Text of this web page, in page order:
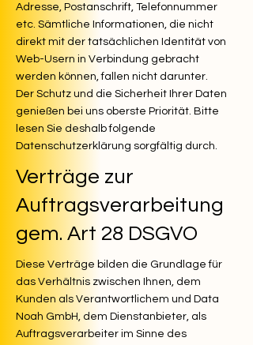
Adresse, Postanschrift, Telefonnummer
etc. Sämtliche Informationen, die nicht
direkt mit der tatsächlichen Identität von
Web-Usern in Verbindung gebracht
werden können, fallen nicht darunter.
Der Schutz und die Sicherheit Ihrer Daten
genießen bei uns oberste Priorität. Bitte
lesen Sie deshalb folgende
Datenschutzerklärung sorgfältig durch.
Verträge zur
Auftragsverarbeitung
gem. Art 28 DSGVO
Diese Verträge bilden die Grundlage für
das Verhältnis zwischen Ihnen, dem
Kunden als Verantwortlichem und Data
Noah GmbH, dem Dienstanbieter, als
Auftragsverarbeiter im Sinne des